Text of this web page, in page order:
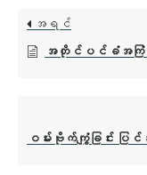
အရင်
အတိုင်ပင်ခံအကြံဉ